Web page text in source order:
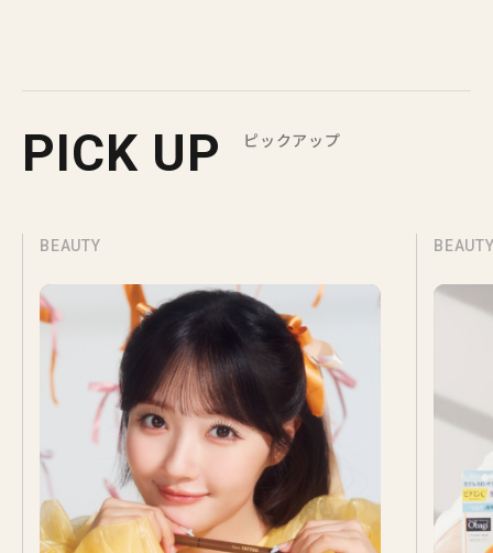
PICK UP ピックアップ
BEAUTY